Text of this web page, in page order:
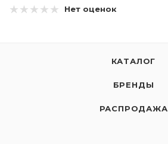
Нет оценок
КАТАЛОГ
БРЕНДЫ
РАСПРОДАЖА